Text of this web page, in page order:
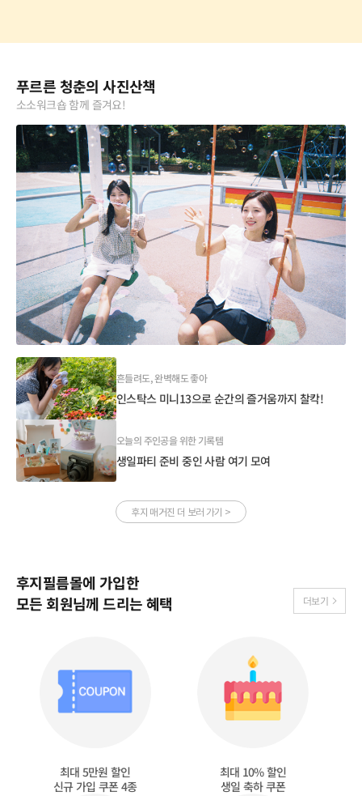
푸르른 청춘의 사진산책
소소워크숍 함께 즐겨요!
흔들려도, 완벽해도 좋아
인스탁스 미니13으로 순간의 즐거움까지 찰칵!
오늘의 주인공을 위한 기록템
생일파티 준비 중인 사람 여기 모여🎂✨
후지 매거진 더 보러 가기 >
후지필름몰에 가입한
모든 회원님께 드리는 혜택
더보기
최대 5만원 할인
신규 가입 쿠폰 4종
최대 10% 할인
생일 축하 쿠폰